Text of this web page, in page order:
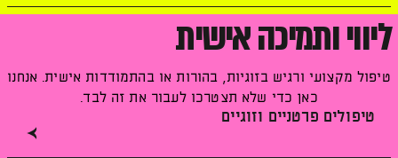
ליווי ותמיכה אישית
טיפול מקצועי ורגיש בזוגיות, בהורות או בהתמודדות אישית. אנחנו
כאן כדי שלא תצטרכו לעבור את זה לבד.
טיפולים פרטניים וזוגיים